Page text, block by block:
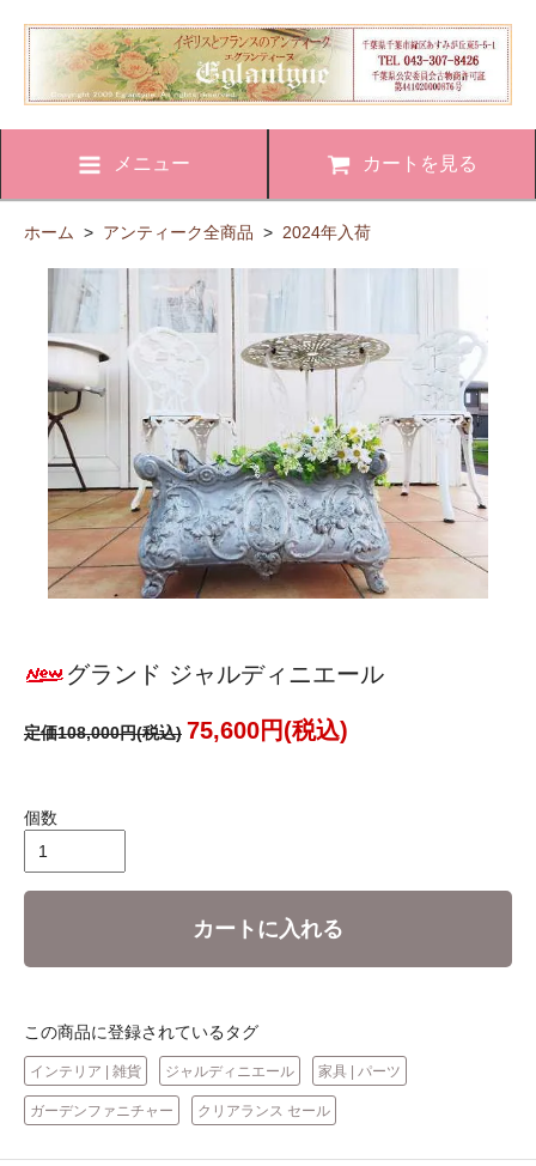
メニュー カートを見る
ホーム > アンティーク全商品 > 2024年入荷
グランド ジャルディニエール
定価108,000円(税込) 75,600円(税込)
個数
カートに入れる
この商品に登録されているタグ
インテリア | 雑貨 ジャルディニエール 家具 | パーツ
ガーデンファニチャー クリアランス セール